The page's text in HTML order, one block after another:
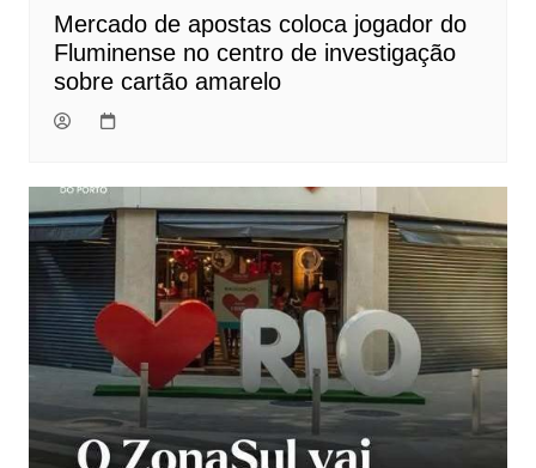
Mercado de apostas coloca jogador do
Fluminense no centro de investigação
sobre cartão amarelo